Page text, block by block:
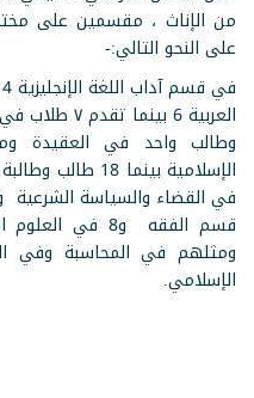
من الإناث ، مقسمين على
على النحو التالي:-
وطالب واحد في العقيدة
ومثلهم في المحاسبة وفي
الإسلامي.